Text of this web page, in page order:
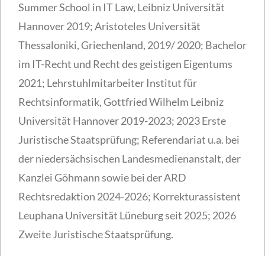
Summer School in IT Law, Leibniz Universität
Hannover 2019; Aristoteles Universität
Thessaloniki, Griechenland, 2019/ 2020; Bachelor
im IT-Recht und Recht des geistigen Eigentums
2021; Lehrstuhlmitarbeiter Institut für
Rechtsinformatik, Gottfried Wilhelm Leibniz
Universität Hannover 2019-2023; 2023 Erste
Juristische Staatsprüfung; Referendariat u.a. bei
der niedersächsischen Landesmedienanstalt, der
Kanzlei Göhmann sowie bei der ARD
Rechtsredaktion 2024-2026; Korrekturassistent
Leuphana Universität Lüneburg seit 2025; 2026
Zweite Juristische Staatsprüfung.